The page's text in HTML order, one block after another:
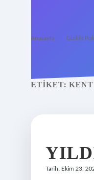
Anasayfa Gizlilik
ETIKET:
Tarih: Ekim 23,